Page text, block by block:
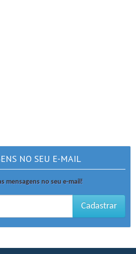
NO SEU E-MAIL
mensagens no seu e-mail!
Cadastrar